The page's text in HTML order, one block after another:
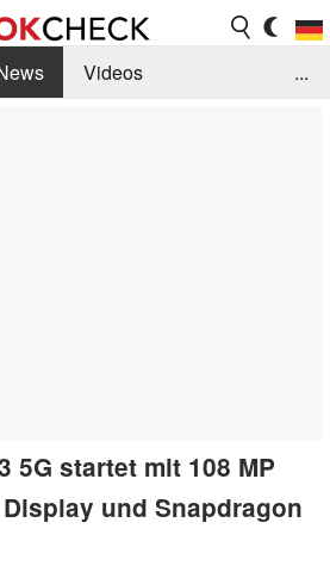
Videos
...
5G startet mit 108 MP
Display und Snapdragon